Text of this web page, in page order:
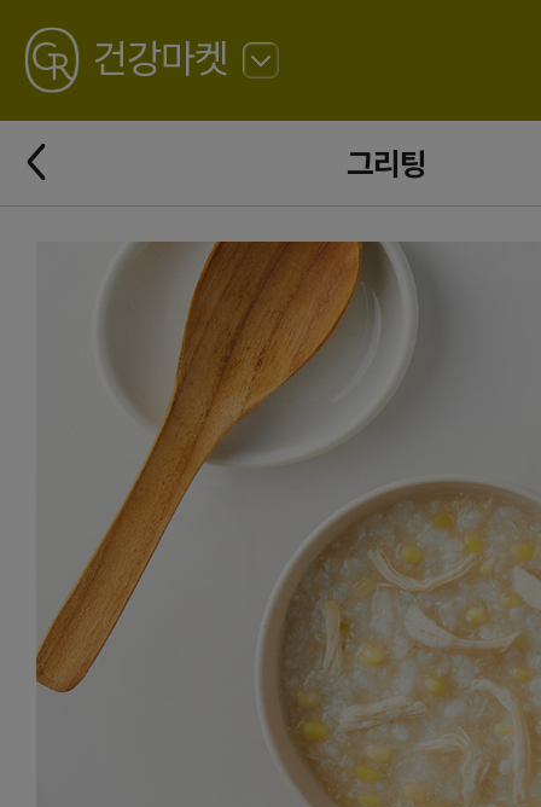
GREATING
건강마켓
로
그리팅
뒤
로
가